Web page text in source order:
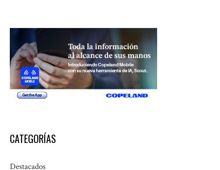
CATEGORÍAS
Destacados